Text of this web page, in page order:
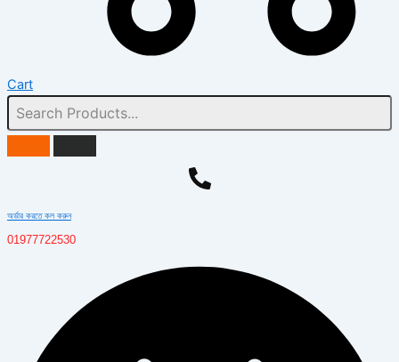
Cart
অর্ডার করতে কল করুন
01977722530